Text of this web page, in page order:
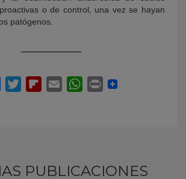
o de control, una vez se hayan
patógenos.
PUBLICACIONES